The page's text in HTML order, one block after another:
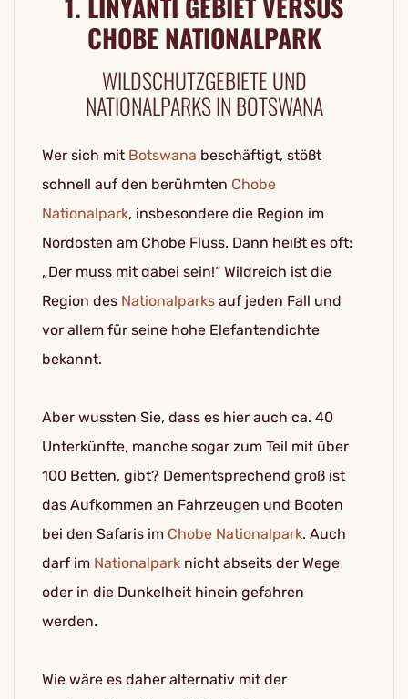
CHOBE NATIONALPARK
WILDSCHUTZGEBIETE UND
NATIONALPARKS IN BOTSWANA
Wer sich mit Botswana beschäftigt, stößt
schnell auf den berühmten Chobe
Nationalpark, insbesondere die Region im
Nordosten am Chobe Fluss. Dann heißt es oft:
„Der muss mit dabei sein!“ Wildreich ist die
Region des Nationalparks auf jeden Fall und
vor allem für seine hohe Elefantendichte
bekannt.
Aber wussten Sie, dass es hier auch ca. 40
Unterkünfte, manche sogar zum Teil mit über
100 Betten, gibt? Dementsprechend groß ist
das Aufkommen an Fahrzeugen und Booten
bei den Safaris im Chobe Nationalpark. Auch
darf im Nationalpark nicht abseits der Wege
oder in die Dunkelheit hinein gefahren
werden.
Wie wäre es daher alternativ mit der